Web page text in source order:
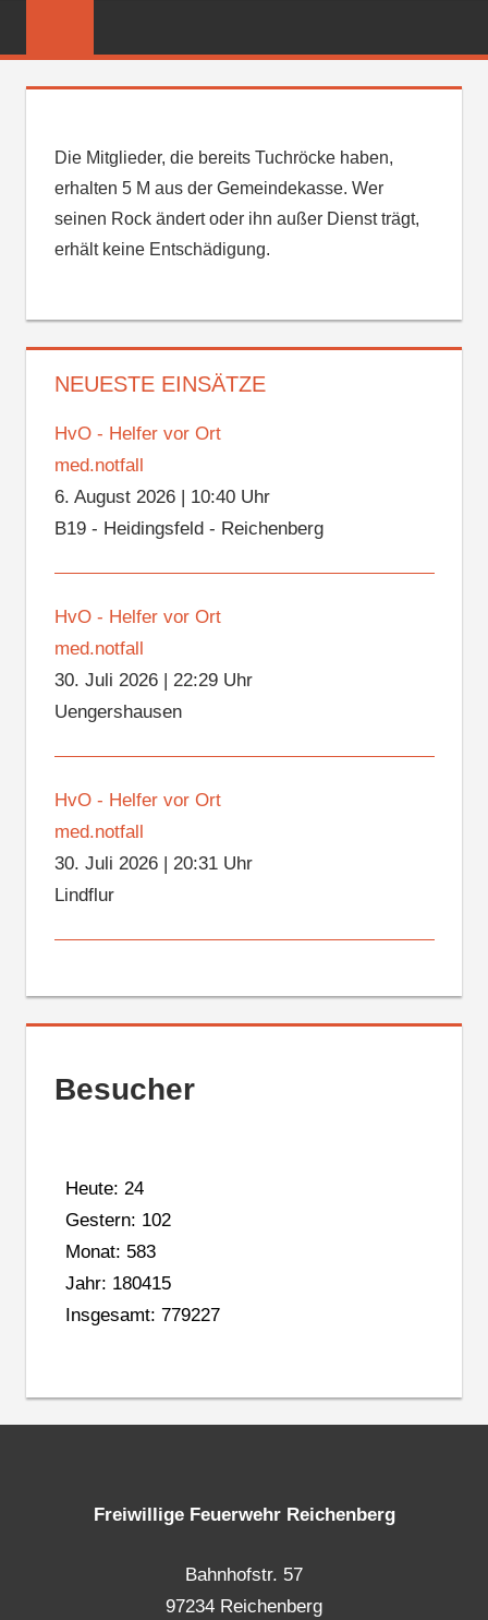
FEUERWEHR
Die Mitglieder, die bereits Tuchröcke haben,
erhalten 5 M aus der Gemeindekasse. Wer
seinen Rock ändert oder ihn außer Dienst trägt,
erhält keine Entschädigung.
NEUESTE EINSÄTZE
HvO - Helfer vor Ort
med.notfall
6. August 2026| 10:40 Uhr
B19 - Heidingsfeld - Reichenberg
HvO - Helfer vor Ort
med.notfall
30. Juli 2026| 22:29 Uhr
Uengershausen
HvO - Helfer vor Ort
med.notfall
30. Juli 2026| 20:31 Uhr
Lindflur
Besucher
Heute: 24
Gestern: 102
Monat: 583
Jahr: 180415
Insgesamt: 779227
Freiwillige Feuerwehr Reichenberg
Bahnhofstr. 57
97234 Reichenberg